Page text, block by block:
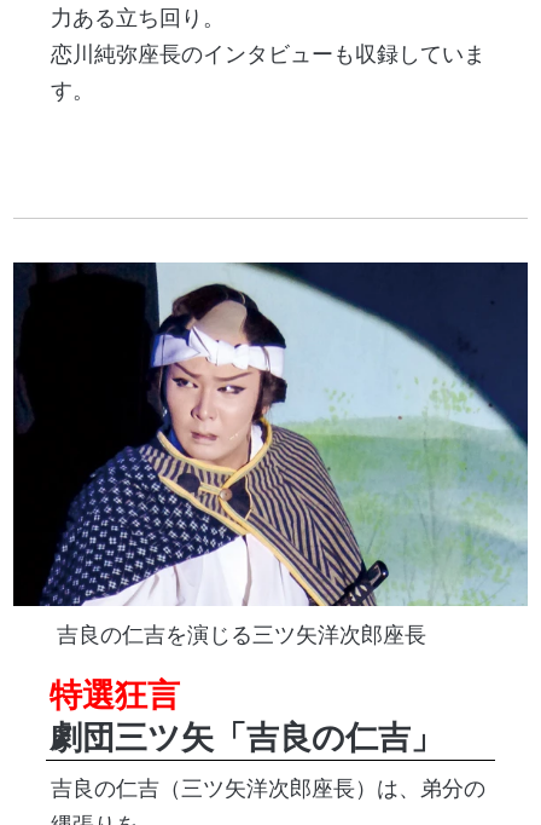
力ある立ち回り。
恋川純弥座長のインタビューも収録していま
す。
吉良の仁吉を演じる三ツ矢洋次郎座長
特選狂言
劇団三ツ矢「吉良の仁吉」
吉良の仁吉（三ツ矢洋次郎座長）は、弟分の